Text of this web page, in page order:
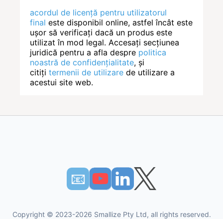
acordul de licență pentru utilizatorul
final este disponibil online, astfel încât este
ușor să verificați dacă un produs este
utilizat în mod legal. Accesați secțiunea
juridică pentru a afla despre politica
noastră de confidențialitate, și
citiți termenii de utilizare de utilizare a
acestui site web.
📧︎
Copyright © 2023-2026 Smallize Pty Ltd, all rights reserved.